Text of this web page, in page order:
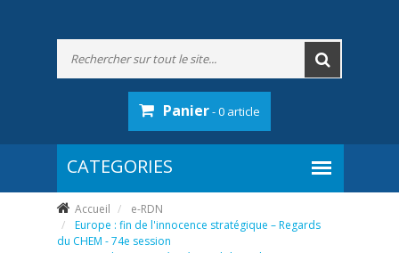
Panier- 0 article
Accueil
e-RDN
Europe : fin de l'innocence stratégique – Regards
du CHEM - 74e session